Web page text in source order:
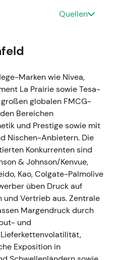
€9,5 Mrd. (organisch
als das weltweit am
Unternehmen im
€1,00/Aktie (ca.
wurde zur einer
honorierten
die verbesserten
Ausbruch auf neue
Day)- Capital
Strategie,
(u. a.
und
- Der CMD stärkte
Quellen
Marken wie Nivea,
La Prairie sowie Tesa-
globalen FMCG-
Bereichen
und Prestige sowie mit
Nischen-Anbietern. Die
Konkurrenten sind
& Johnson/Kenvue,
Kao, Colgate-Palmolive
üben Druck auf
und Vertrieb aus. Zentrale
Margendruck durch
und
Exposition in